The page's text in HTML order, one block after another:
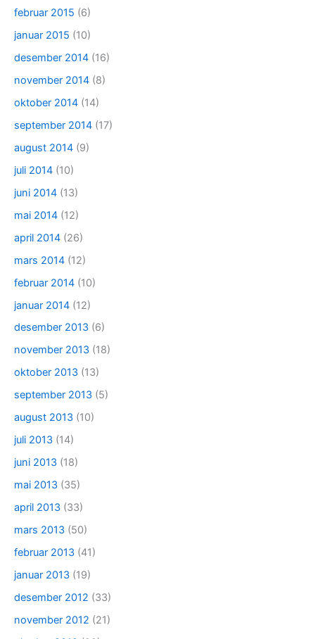
februar 2015 (6)
januar 2015 (10)
desember 2014 (16)
november 2014 (8)
oktober 2014 (14)
september 2014 (17)
august 2014 (9)
juli 2014 (10)
juni 2014 (13)
mai 2014 (12)
april 2014 (26)
mars 2014 (12)
februar 2014 (10)
januar 2014 (12)
desember 2013 (6)
november 2013 (18)
oktober 2013 (13)
september 2013 (5)
august 2013 (10)
juli 2013 (14)
juni 2013 (18)
mai 2013 (35)
april 2013 (33)
mars 2013 (50)
februar 2013 (41)
januar 2013 (19)
desember 2012 (33)
november 2012 (21)